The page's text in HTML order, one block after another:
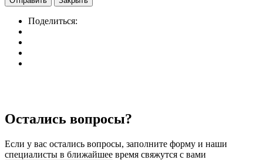
Поделиться:
Остались вопросы?
Если у вас остались вопросы, заполните форму и наши
специалисты в ближайшее время свяжутся с вами